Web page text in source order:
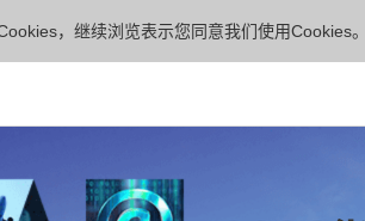
，继续浏览表示您同意我们使用Cookies。